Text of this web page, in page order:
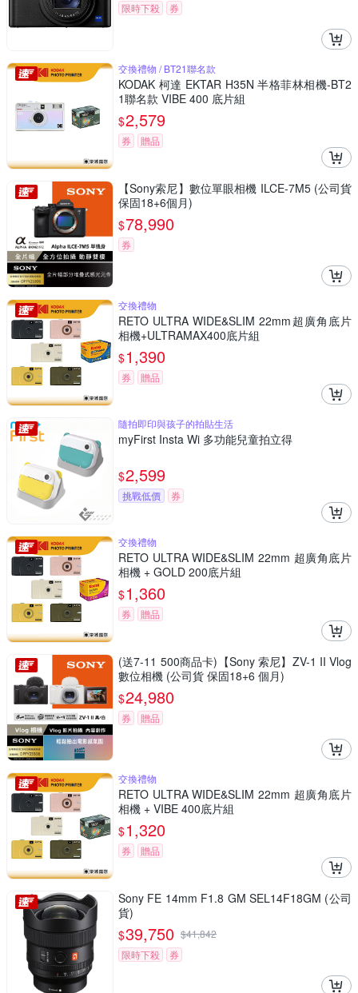
限時下殺
券
交換禮物 / BT21聯名款
KODAK 柯達 EKTAR H35N 半格菲林相機-BT2
1聯名款 VIBE 400 底片組
$2,579
券 贈品
【Sony索尼】數位單眼相機 ILCE-7M5 (公司貨
保固18+6個月)
$78,990
券
交換禮物
RETO ULTRA WIDE&SLIM 22mm超廣角底片
相機+ULTRAMAX400底片組
$1,390
券 贈品
隨拍即印與孩子的拍貼生活
myFirst Insta Wi 多功能兒童拍立得
$2,599
挑戰低價 券
交換禮物
RETO ULTRA WIDE&SLIM 22mm 超廣角底片
相機 + GOLD 200底片組
$1,360
券 贈品
(送7-11 500商品卡)【Sony 索尼】ZV-1 II Vlog
數位相機 (公司貨 保固18+6 個月)
$24,980
券 贈品
交換禮物
RETO ULTRA WIDE&SLIM 22mm 超廣角底片
相機 + VIBE 400底片組
$1,320
券 贈品
Sony FE 14mm F1.8 GM SEL14F18GM (公司
貨)
$39,750 $41,842
限時下殺
券